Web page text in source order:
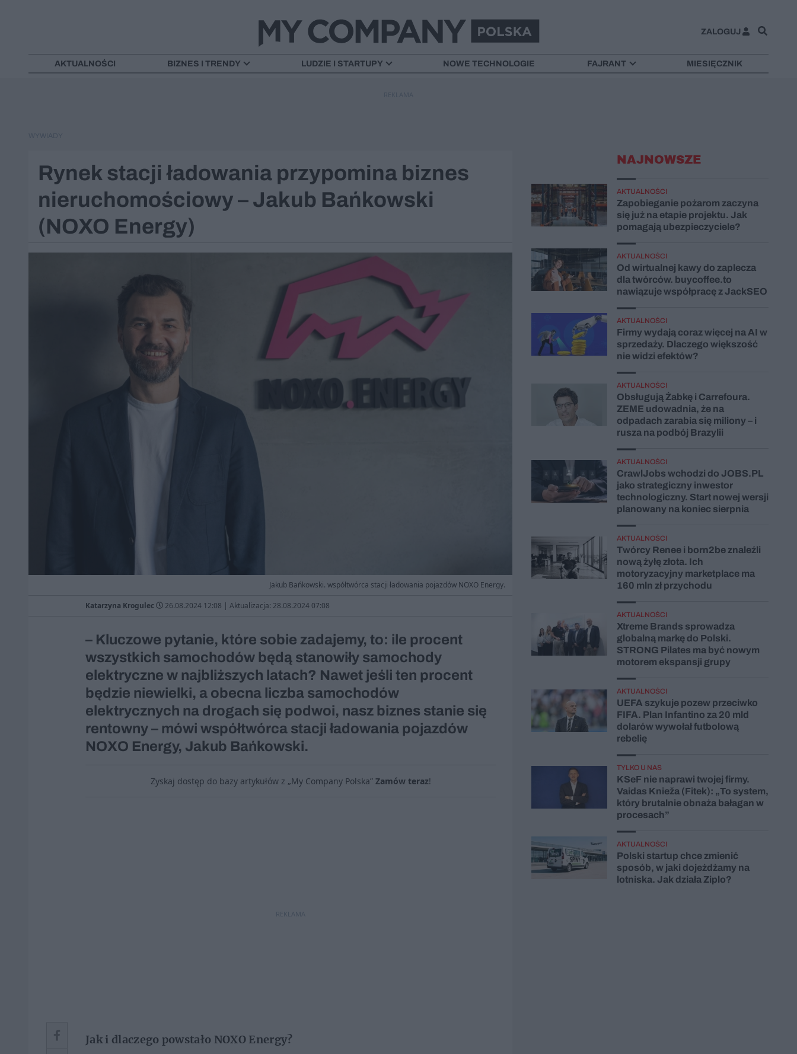
ZALOGUJ
AKTUALNOŚCI BIZNES I TRENDY LUDZIE I STARTUPY NOWE TECHNOLOGIE FAJRANT MIESIĘCZNIK
Rynek stacji ładowania przypomina biznes
nieruchomościowy – Jakub Bańkowski
(NOXO Energy)
Jakub Bańkowski. współtwórca stacji ładowania pojazdów NOXO Energy.
Katarzyna Krogulec 26.08.2024 12:08 | Aktualizacja: 28.08.2024 07:08
– Kluczowe pytanie, które sobie zadajemy, to: ile procent
wszystkich samochodów będą stanowiły samochody
elektryczne w najbliższych latach? Nawet jeśli ten procent
będzie niewielki, a obecna liczba samochodów
elektrycznych na drogach się podwoi, nasz biznes stanie się
rentowny – mówi współtwórca stacji ładowania pojazdów
NOXO Energy, Jakub Bańkowski.
Zyskaj dostęp do bazy artykułów z „My Company Polska” Zamów teraz!
REKLAMA
Jak i dlaczego powstało NOXO Energy?
NAJNOWSZE
AKTUALNOŚCI
Zapobieganie pożarom zaczyna
się już na etapie projektu. Jak
pomagają ubezpieczyciele?
AKTUALNOŚCI
Od wirtualnej kawy do zaplecza
dla twórców. buycoffee.to
nawiązuje współpracę z JackSEO
AKTUALNOŚCI
Firmy wydają coraz więcej na AI w
sprzedaży. Dlaczego większość
nie widzi efektów?
AKTUALNOŚCI
Obsługują Żabkę i Carrefoura.
ZEME udowadnia, że na
odpadach zarabia się miliony – i
rusza na podbój Brazylii
AKTUALNOŚCI
CrawlJobs wchodzi do JOBS.PL
jako strategiczny inwestor
technologiczny. Start nowej wersji
planowany na koniec sierpnia
AKTUALNOŚCI
Twórcy Renee i born2be znaleźli
nową żyłę złota. Ich
motoryzacyjny marketplace ma
160 mln zł przychodu
AKTUALNOŚCI
Xtreme Brands sprowadza
globalną markę do Polski.
STRONG Pilates ma być nowym
motorem ekspansji grupy
AKTUALNOŚCI
UEFA szykuje pozew przeciwko
FIFA. Plan Infantino za 20 mld
dolarów wywołał futbolową
rebelię
TYLKO U NAS
KSeF nie naprawi twojej firmy.
Vaidas Knieža (Fitek): „To system,
który brutalnie obnaża bałagan w
procesach”
AKTUALNOŚCI
Polski startup chce zmienić
sposób, w jaki dojeżdżamy na
lotniska. Jak działa Ziplo?